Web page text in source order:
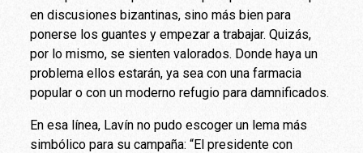
en discusiones bizantinas, sino más bien para
ponerse los guantes y empezar a trabajar. Quizás,
por lo mismo, se sienten valorados. Donde haya un
problema ellos estarán, ya sea con una farmacia
popular o con un moderno refugio para damnificados.
En esa línea, Lavín no pudo escoger un lema más
simbólico para su campaña: “El presidente con